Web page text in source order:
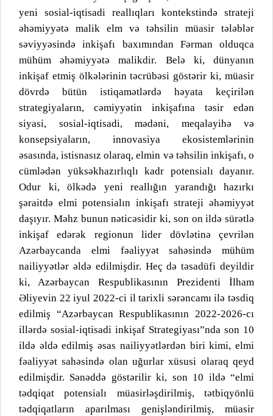
yeni sosial-iqtisadi reallıqları kontekstində strateji
əhəmiyyətə malik elm və təhsilin müasir tələblər
səviyyəsində inkişafı baxımından Fərman olduqca
mühüm əhəmiyyətə malikdir. Belə ki, dünyanın
inkişaf etmiş ölkələrinin təcrübəsi göstərir ki, müasir
dövrdə bütün istiqamətlərdə həyata keçirilən
strategiyaların, cəmiyyətin inkişafına təsir edən
siyasi, sosial-iqtisadi, mədəni, meqalayihə və
konsepsiyaların, innovasiya ekosistemlərinin
əsasında, istisnasız olaraq, elmin və təhsilin inkişafı, o
cümlədən yüksəkhazırlıqlı kadr potensialı dayanır.
Odur ki, ölkədə yeni reallığın yarandığı hazırkı
şəraitdə elmi potensialın inkişafı strateji əhəmiyyət
daşıyır. Məhz bunun nəticəsidir ki, son on ildə sürətlə
inkişaf edərək regionun lider dövlətinə çevrilən
Azərbaycanda elmi fəaliyyət sahəsində mühüm
nailiyyətlər əldə edilmişdir. Heç də təsadüfi deyildir
ki, Azərbaycan Respublikasının Prezidenti İlham
Əliyevin 22 iyul 2022-ci il tarixli sərəncamı ilə təsdiq
edilmiş “Azərbaycan Respublikasının 2022-2026-cı
illərdə sosial-iqtisadi inkişaf Strategiyası”nda son 10
ildə əldə edilmiş əsas nailiyyətlərdən biri kimi, elmi
fəaliyyət sahəsində olan uğurlar xüsusi olaraq qeyd
edilmişdir. Sənəddə göstərilir ki, son 10 ildə “elmi
tədqiqat potensialı müasirləşdirilmiş, tətbiqyönlü
tədqiqatların aparılması genişləndirilmiş, müasir